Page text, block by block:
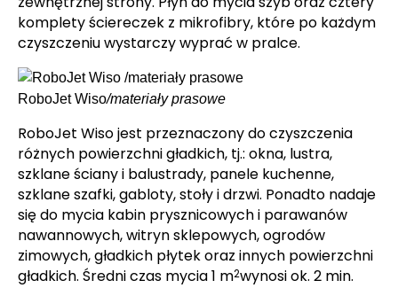
komplety ściereczek z mikrofibry, które po każdym
czyszczeniu wystarczy wyprać w pralce.
RoboJet Wiso/materiały prasowe
RoboJet Wiso jest przeznaczony do czyszczenia
różnych powierzchni gładkich, tj.: okna, lustra,
szklane ściany i balustrady, panele kuchenne,
szklane szafki, gabloty, stoły i drzwi. Ponadto nadaje
się do mycia kabin prysznicowych i parawanów
nawannowych, witryn sklepowych, ogrodów
zimowych, gładkich płytek oraz innych powierzchni
gładkich. Średni czas mycia 1 m2wynosi ok. 2 min.